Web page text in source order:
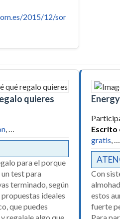
2015/12/sor
quieres
, …
para el porque
test para
terminado, según
ideales
que puedes
Escrito
gratis, …
Con
estos
fuerte